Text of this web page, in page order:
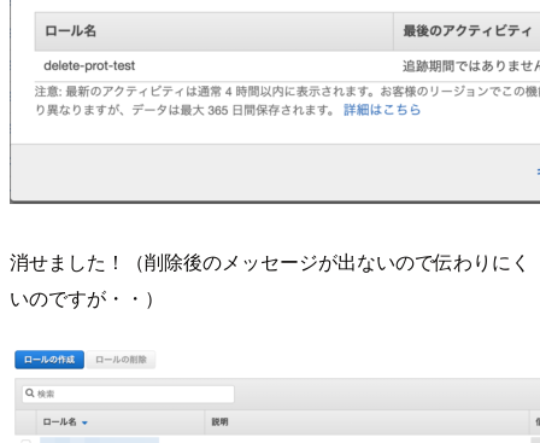
消せました！（削除後のメッセージが出ないので伝わりにく
いのですが・・）